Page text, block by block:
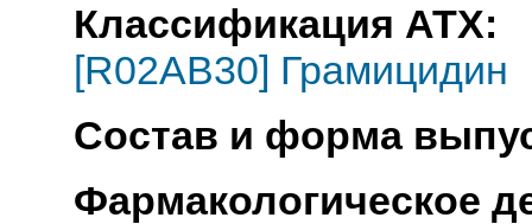
Классификация АТХ:
[R02AB30] Грамицидин
Состав и форма
Фармакологическое